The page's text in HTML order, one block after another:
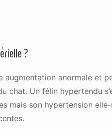
?
augmentation anormale et
chat. Un félin hypertendu
mais son hypertension